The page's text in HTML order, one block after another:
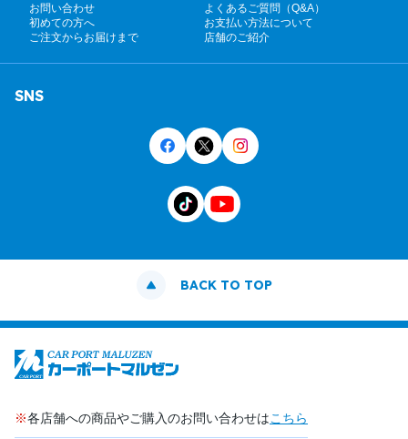
お問い合わせ
よくあるご質問（Q&A）
初めての方へ
お支払い方法について
ご注文からお届けまで
店舗のご紹介
SNS
BACK TO TOP
※各店舗への商品やご購入のお問い合わせはこちら